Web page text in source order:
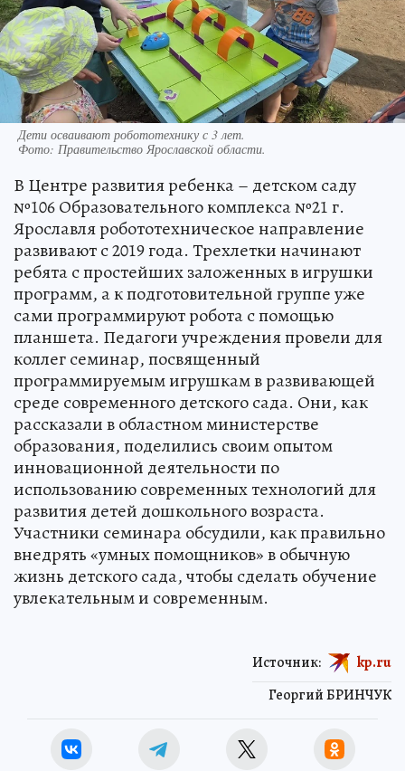
Дети осваивают робототехнику с 3 лет.
Фото: Правительство Ярославской области.
В Центре развития ребенка – детском саду
№106 Образовательного комплекса №21 г.
Ярославля робототехническое направление
развивают с 2019 года. Трехлетки начинают
ребята с простейших заложенных в игрушки
программ, а к подготовительной группе уже
сами программируют робота с помощью
планшета. Педагоги учреждения провели для
коллег семинар, посвященный
программируемым игрушкам в развивающей
среде современного детского сада. Они, как
рассказали в областном министерстве
образования, поделились своим опытом
инновационной деятельности по
использованию современных технологий для
развития детей дошкольного возраста.
Участники семинара обсудили, как правильно
внедрять «умных помощников» в обычную
жизнь детского сада, чтобы сделать обучение
увлекательным и современным.
Георгий БРИНЧУК
Источник: kp.ru